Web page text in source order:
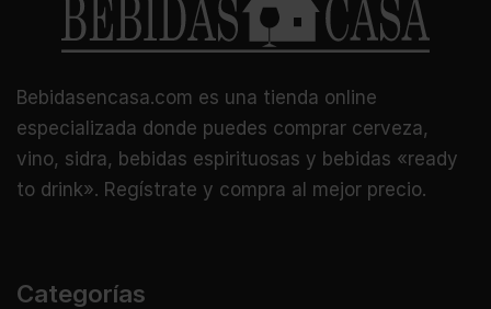
Bebidasencasa.com es una tienda online
especializada donde puedes comprar cerveza,
vino, sidra, bebidas espirituosas y bebidas «ready
to drink». Regístrate y compra al mejor precio.
Categorías